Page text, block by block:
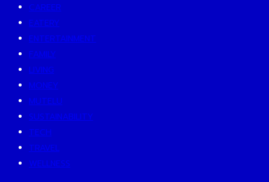
CAREER
EATERY
ENTERTAINMENT
FAMILY
LIVING
MONEY
MUTELU
SUSTAINABILITY
TECH
TRAVEL
WELLNESS